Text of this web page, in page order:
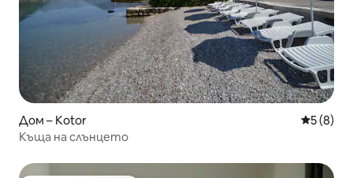
Дом – Kotor Средна
5 (8)
Къща на слънцето